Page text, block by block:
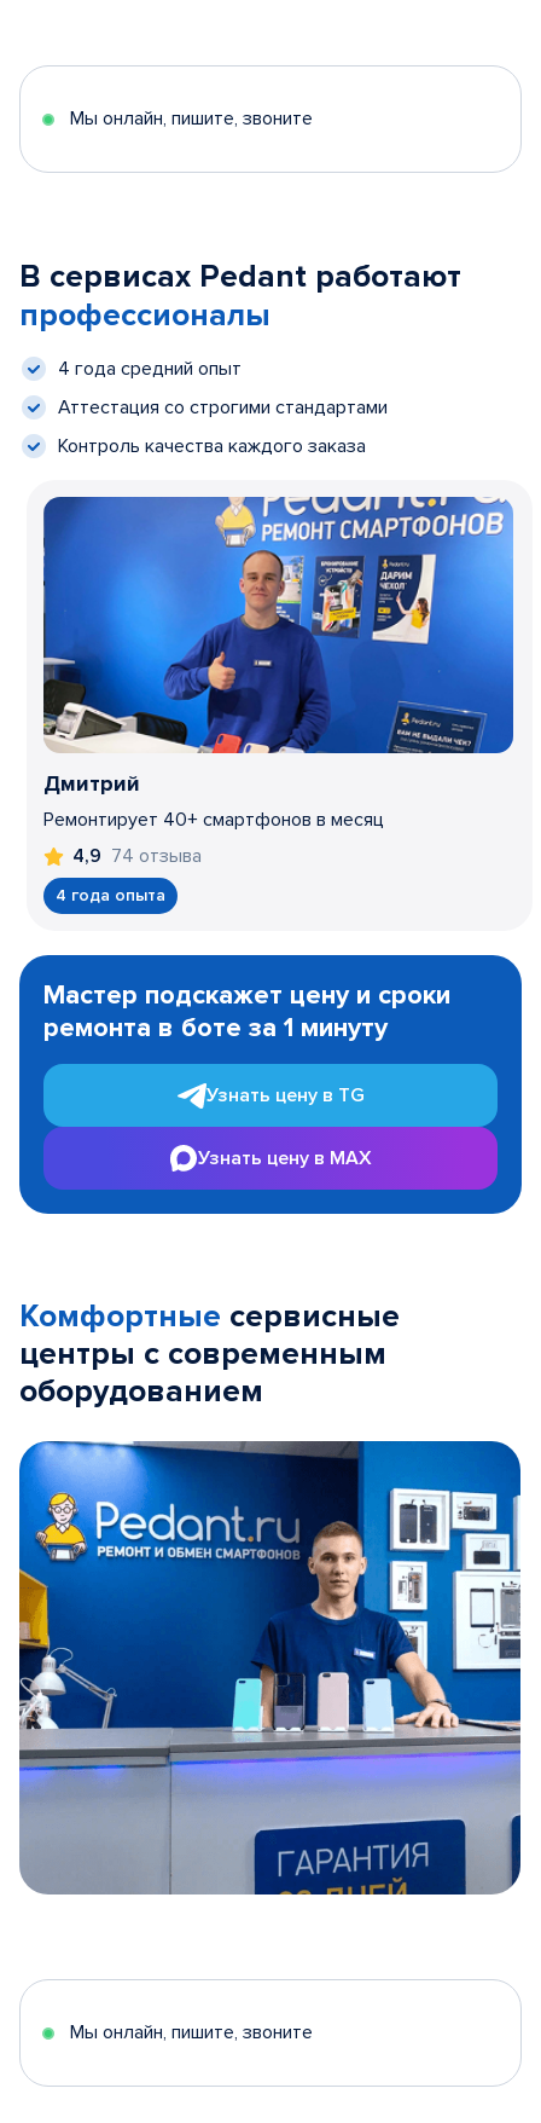
Мы онлайн, пишите, звоните
В сервисах Pedant работают
профессионалы
4 года средний опыт
Аттестация со строгими стандартами
Контроль качества каждого заказа
Дмитрий
Ремонтирует 40+ смартфонов в месяц
4,9 74 отзыва
4 года опыта
1
Мастер подскажет цену и сроки
ремонта в боте за 1 минуту
Узнать цену в TG
Узнать цену в MAX
Комфортные сервисные
центры с современным
оборудованием
5
Мы онлайн, пишите, звоните